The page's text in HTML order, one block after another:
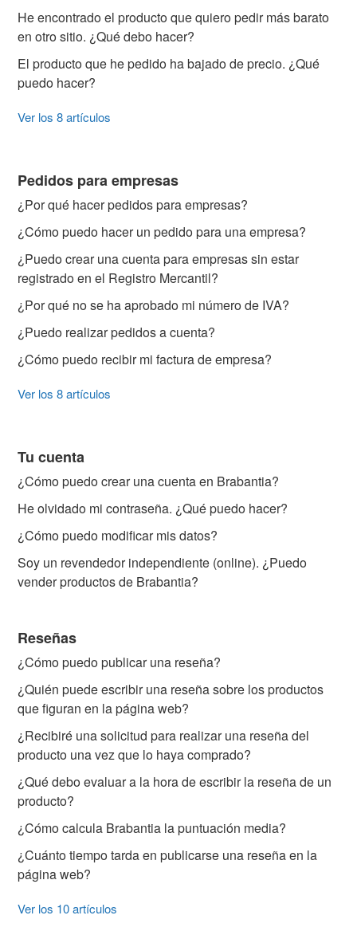
He encontrado el producto que quiero pedir más barato
en otro sitio. ¿Qué debo hacer?
El producto que he pedido ha bajado de precio. ¿Qué
puedo hacer?
Ver los 8 artículos
Pedidos para empresas
¿Por qué hacer pedidos para empresas?
¿Cómo puedo hacer un pedido para una empresa?
¿Puedo crear una cuenta para empresas sin estar
registrado en el Registro Mercantil?
¿Por qué no se ha aprobado mi número de IVA?
¿Puedo realizar pedidos a cuenta?
¿Cómo puedo recibir mi factura de empresa?
Ver los 8 artículos
Tu cuenta
¿Cómo puedo crear una cuenta en Brabantia?
He olvidado mi contraseña. ¿Qué puedo hacer?
¿Cómo puedo modificar mis datos?
Soy un revendedor independiente (online). ¿Puedo
vender productos de Brabantia?
Reseñas
¿Cómo puedo publicar una reseña?
¿Quién puede escribir una reseña sobre los productos
que figuran en la página web?
¿Recibiré una solicitud para realizar una reseña del
producto una vez que lo haya comprado?
¿Qué debo evaluar a la hora de escribir la reseña de un
producto?
¿Cómo calcula Brabantia la puntuación media?
¿Cuánto tiempo tarda en publicarse una reseña en la
página web?
Ver los 10 artículos